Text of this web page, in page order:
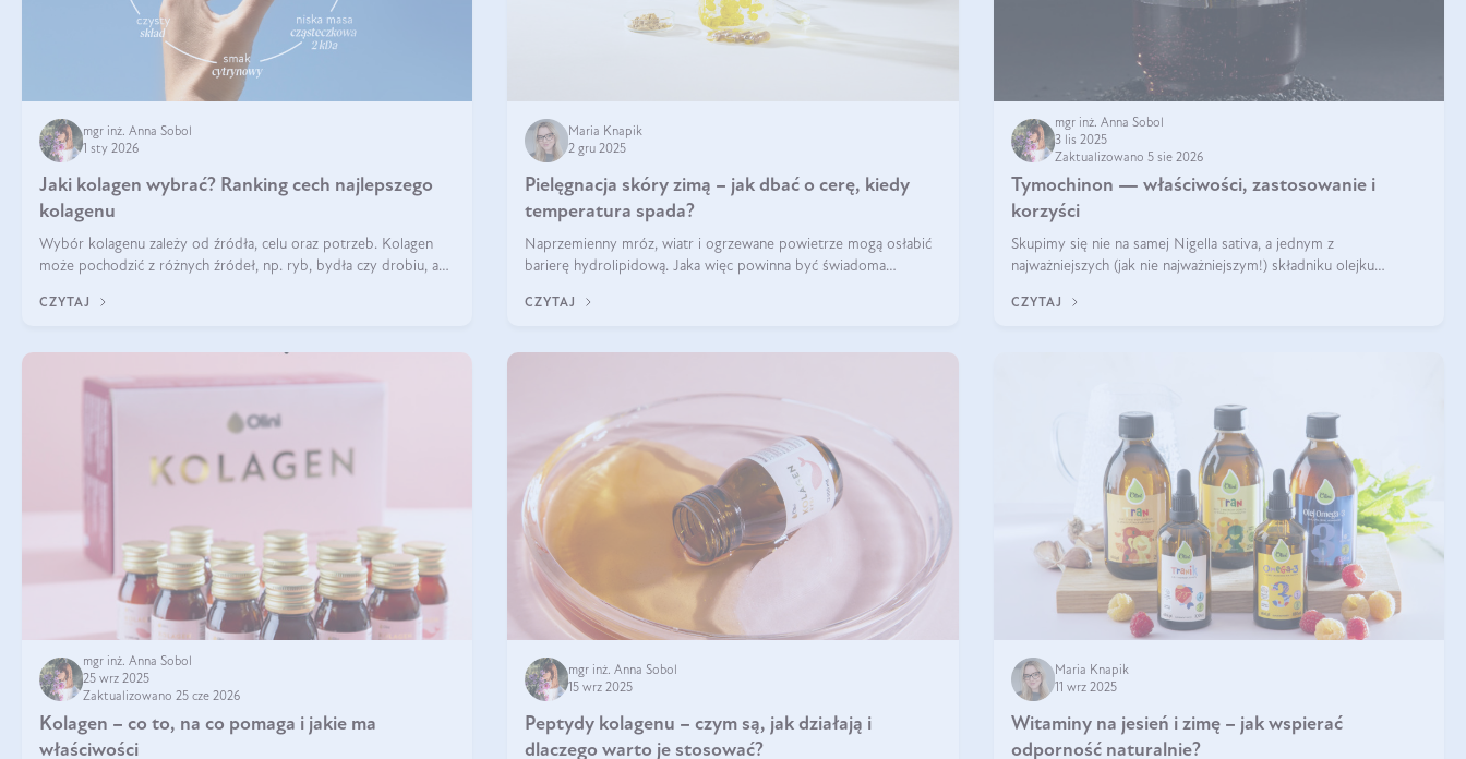
mgr inż. Anna Sobol
1 sty 2026
Jaki kolagen wybrać? Ranking cech najlepszego
kolagenu
Wybór kolagenu zależy od źródła, celu oraz potrzeb. Kolagen
może pochodzić z różnych źródeł, np. ryb, bydła czy drobiu, a
sprawdza się kolagen rybi, a dla wspierania stawów — kolagen
CZYTAJ
Maria Knapik
2 gru 2025
Pielęgnacja skóry zimą – jak dbać o cerę, kiedy
temperatura spada?
Naprzemienny mróz, wiatr i ogrzewane powietrze mogą osłabić
barierę hydrolipidową. Jaka więc powinna być świadoma
CZYTAJ
mgr inż. Anna Sobol
3 lis 2025
Zaktualizowano 5 sie 2026
Tymochinon — właściwości, zastosowanie i
korzyści
Skupimy się nie na samej Nigella sativa, a jednym z
najważniejszych (jak nie najważniejszym!) składniku olejku
CZYTAJ
mgr inż. Anna Sobol
25 wrz 2025
Zaktualizowano 25 cze 2026
Kolagen – co to, na co pomaga i jakie ma
właściwości
mgr inż. Anna Sobol
15 wrz 2025
Peptydy kolagenu – czym są, jak działają i
dlaczego warto je stosować?
Maria Knapik
11 wrz 2025
Witaminy na jesień i zimę – jak wspierać
odporność naturalnie?